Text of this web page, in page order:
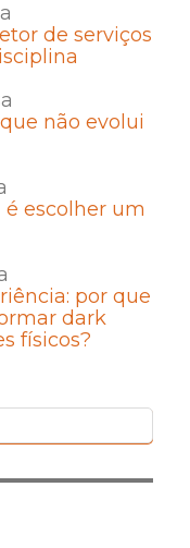
de serviços
não evolui
escolher um
por que
dark
físicos?